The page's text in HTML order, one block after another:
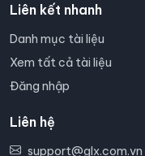
Liên kết nhanh
Danh mục tài liệu
Xem tất cả tài liệu
Đăng nhập
Liên hệ
support@glx.com.vn